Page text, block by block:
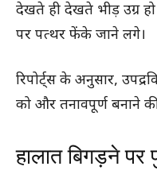
देखते ही देखते भीड़ उग्र
पर पत्थर फेंके जाने लगे।
रिपोर्ट्स के अनुसार,
को और तनावपूर्ण बनाने
हालात बिगड़ने पर